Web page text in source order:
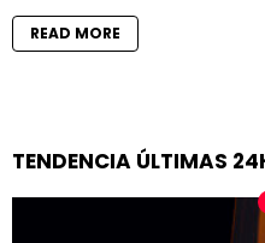
READ MORE
TENDENCIA ÚLTIMAS